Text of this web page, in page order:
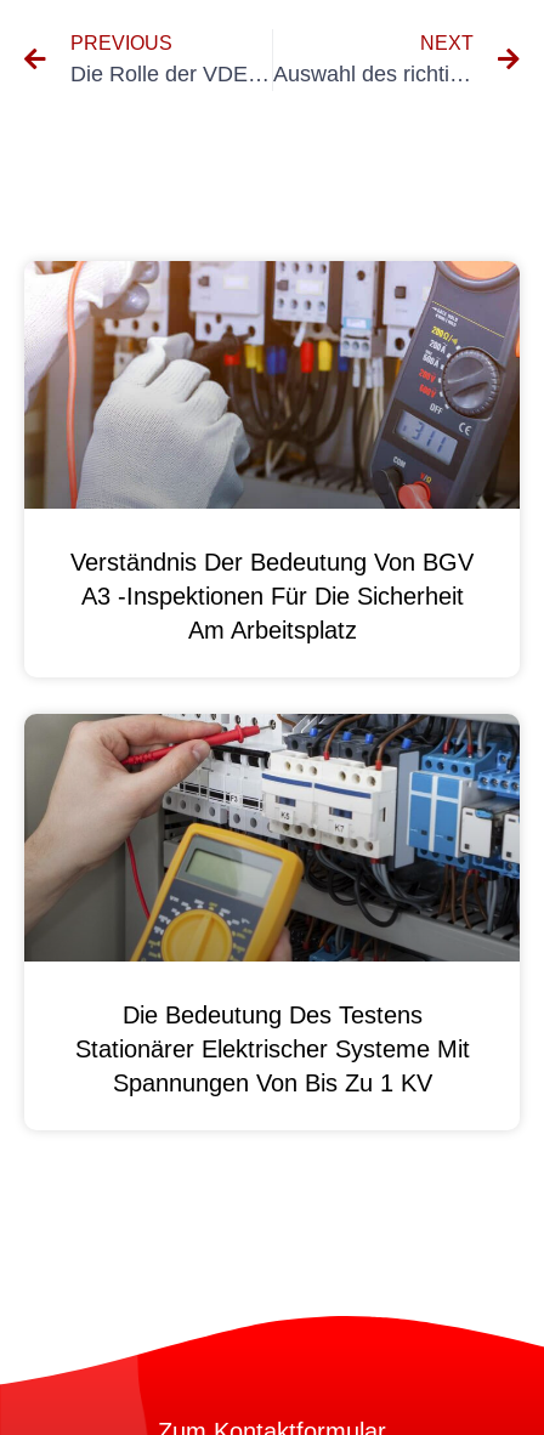
PREVIOUS
Die Rolle der VDE 0100 0105 bei der Vermeidung elektrischer Gefahren
NEXT
Auswahl des richtigen Elektrorevision VDS-Anbieters für Ihr Unternehmen
Verständnis Der Bedeutung Von BGV
A3 -Inspektionen Für Die Sicherheit
Am Arbeitsplatz
Die Bedeutung Des Testens
Stationärer Elektrischer Systeme Mit
Spannungen Von Bis Zu 1 KV